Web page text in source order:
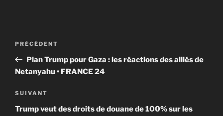
Navigation
l’article
Article
précédent
PRÉCÉDENT
Plan Trump pour Gaza : les réactions des alliés de
Netanyahu • FRANCE 24
Article
suivant
SUIVANT
Trump veut des droits de douane de 100% sur les